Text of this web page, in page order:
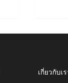
เกี่ยวกับเ